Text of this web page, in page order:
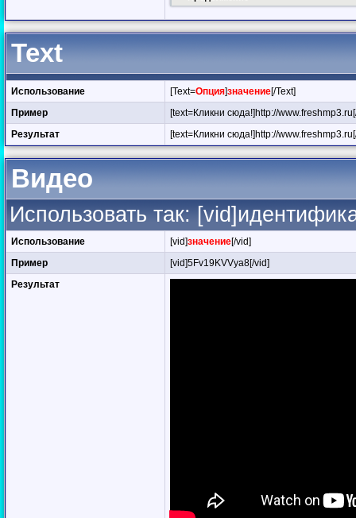
Text
Использование [Text=Опция]значение[/Text]
Пример
[text=Кликни сюда!]http://
Результат
[text=Кликни сюда!]http://
Видео
Использовать так:
Использование [vid]значение[/vid]
Пример
[vid]5Fv19KVVya8[/vid]
Результат